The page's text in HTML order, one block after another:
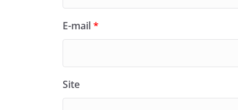
E-mail*
Site